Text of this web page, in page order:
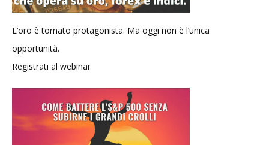
L’oro è tornato protagonista. Ma oggi non è l’unica
opportunità.
Registrati al webinar